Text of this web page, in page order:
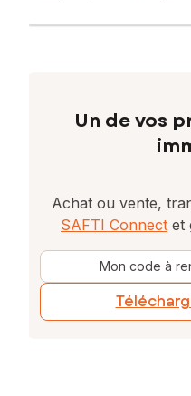
Un de vos
Achat ou vente,
SAFTI Connect et
Mon code à